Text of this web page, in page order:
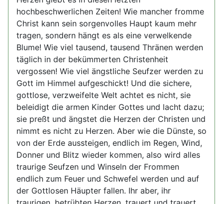
hochbeschwerlichen Zeiten! Wie mancher fromme
Christ kann sein sorgenvolles Haupt kaum mehr
tragen, sondern hängt es als eine verwelkende
Blume! Wie viel tausend, tausend Thränen werden
täglich in der bekümmerten Christenheit
vergossen! Wie viel ängstliche Seufzer werden zu
Gott im Himmel aufgeschickt! Und die sichere,
gottlose, verzweifelte Welt achtet es nicht, sie
beleidigt die armen Kinder Gottes und lacht dazu;
sie preßt und ängstet die Herzen der Christen und
nimmt es nicht zu Herzen. Aber wie die Dünste, so
von der Erde aussteigen, endlich im Regen, Wind,
Donner und Blitz wieder kommen, also wird alles
traurige Seufzen und Winseln der Frommen
endlich zum Feuer und Schwefel werden und auf
der Gottlosen Häupter fallen. Ihr aber, ihr